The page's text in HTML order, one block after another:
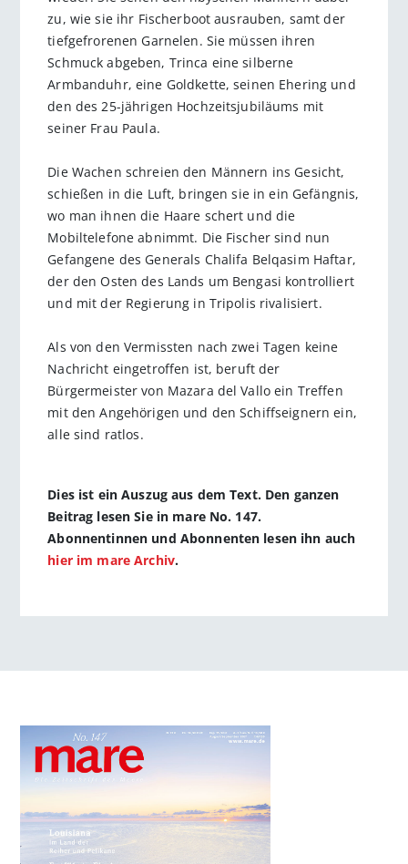
zu, wie sie ihr Fischerboot ausrauben, samt der
tiefgefrorenen Garnelen. Sie müssen ihren
Schmuck abgeben, Trinca eine silberne
Armbanduhr, eine Goldkette, seinen Ehering und
den des 25-jährigen Hochzeitsjubiläums mit
seiner Frau Paula.
Die Wachen schreien den Männern ins Gesicht,
schießen in die Luft, bringen sie in ein Gefängnis,
wo man ihnen die Haare schert und die
Mobiltelefone abnimmt. Die Fischer sind nun
Gefangene des Generals Chalifa Belqasim Haftar,
der den Osten des Lands um Bengasi kontrolliert
und mit der Regierung in Tripolis rivalisiert.
Als von den Vermissten nach zwei Tagen keine
Nachricht eingetroffen ist, beruft der
Bürgermeister von Mazara del Vallo ein Treffen
mit den Angehörigen und den Schiffseignern ein,
alle sind ratlos.
Dies ist ein Auszug aus dem Text. Den ganzen
Beitrag lesen Sie in mare No. 147.
Abonnentinnen und Abonnenten lesen ihn auch
hier im mare Archiv.